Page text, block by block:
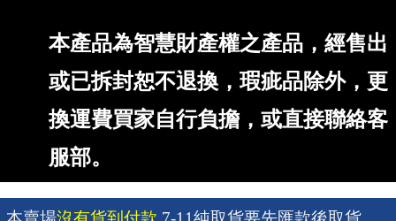
本產品為智慧財產權之產品，經售出
或已拆封恕不退換，瑕疵品除外，更
換運費買家自行負擔，或直接聯絡客
服部。